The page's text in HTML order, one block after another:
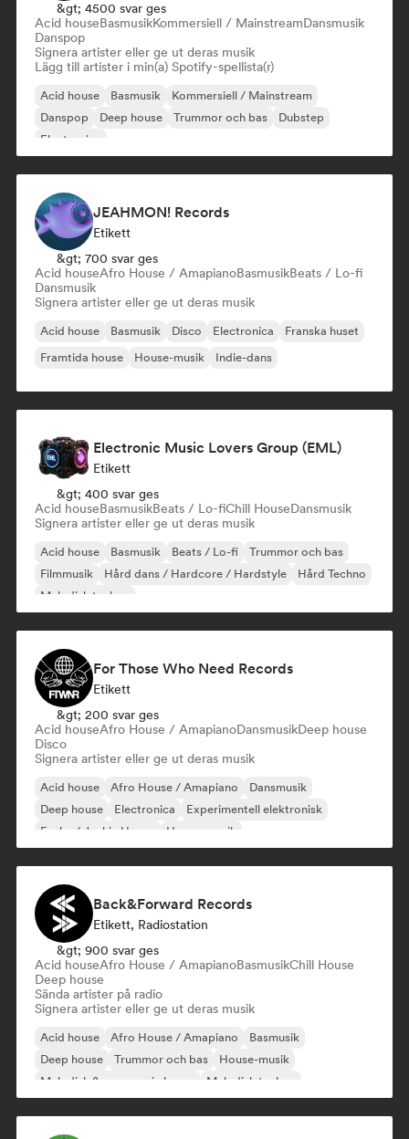
&gt; 4500 svar ges
Acid houseBasmusikKommersiell / MainstreamDansmusik
Danspop
Signera artister eller ge ut deras musik
Lägg till artister i min(a) Spotify-spellista(r)
Acid house Basmusik
Kommersiell / Mainstream
Danspop
Deep house Trummor och bas
Dubstep
Electronica
JEAHMON! Records
Etikett
&gt; 700 svar ges
Acid houseAfro House / AmapianoBasmusikBeats / Lo-fi
Dansmusik
Signera artister eller ge ut deras musik
Acid house Basmusik Disco Electronica
Franska huset
Framtida house
House-musik Indie-dans
Electronic Music Lovers Group (EML)
Etikett
&gt; 400 svar ges
Acid houseBasmusikBeats / Lo-fiChill HouseDansmusik
Signera artister eller ge ut deras musik
Acid house Basmusik Beats / Lo-fi
Trummor och bas
Filmmusik
Hård dans / Hardcore / Hardstyle
Hård Techno
Melodisk techno
For Those Who Need Records
Etikett
&gt; 200 svar ges
Acid houseAfro House / AmapianoDansmusikDeep house
Disco
Signera artister eller ge ut deras musik
Acid house Afro House / Amapiano
Dansmusik
Deep house
Electronica
Experimentell elektronisk
Funky / Jackin House
House-musik
Back&Forward Records
Etikett, Radiostation
&gt; 900 svar ges
Acid houseAfro House / AmapianoBasmusikChill House
Deep house
Sända artister på radio
Signera artister eller ge ut deras musik
Acid house Afro House / Amapiano
Basmusik
Deep house
Trummor och bas
House-musik
Melodisk & progressiv house
Melodisk techno